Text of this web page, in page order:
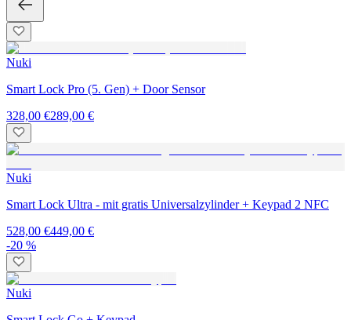
Nuki
Smart Lock Pro (5. Gen) + Door Sensor
328,00 €289,00 €
Nuki
Smart Lock Ultra - mit gratis Universalzylinder + Keypad 2 NFC
528,00 €449,00 €
-20 %
Nuki